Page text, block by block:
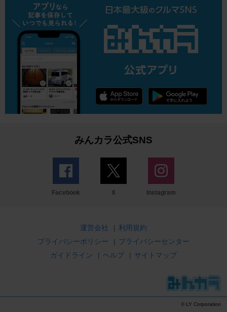
みんカラ公式SNS
Facebook X Instagram
運営会社 | 利用規約
プライバシーポリシー
| プライバシーセンター
ガイドライン
| ヘルプ | サイトマップ
© LY Corporation